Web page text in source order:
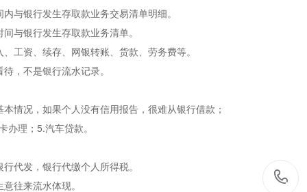
与银行发生存取款业务交易清单明细。
与银行发生存取款业务清单。
工资、续存、网银转账、货款、劳务费等。
，不是银行流水记录。
情况，如果个人没有信用报告，很难从银行借款；
办理；5.汽车贷款。
代发，银行代缴个人所得税。
往来流水体现。